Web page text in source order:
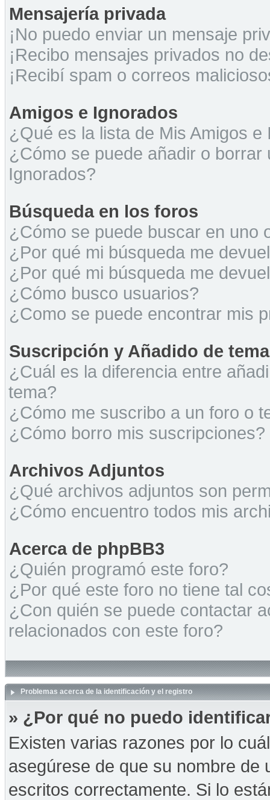
Mensajería privada
¡No puedo enviar un mensaje
¡Recibo mensajes privados no
¡Recibí spam o correos
Amigos e Ignorados
¿Qué es la lista de Mis Amigos e
¿Cómo se puede añadir o
Ignorados?
Búsqueda en los foros
¿Cómo se puede buscar en uno
¿Por qué mi búsqueda me
¿Por qué mi búsqueda me
¿Cómo busco usuarios?
¿Como se puede encontrar mis
Suscripción y Añadido de
¿Cuál es la diferencia entre
tema?
¿Cómo me suscribo a un foro o
¿Cómo borro mis suscripciones?
Archivos Adjuntos
¿Qué archivos adjuntos son
¿Cómo encuentro todos mis
Acerca de phpBB3
¿Quién programó este foro?
¿Por qué este foro no tiene tal
¿Con quién se puede contactar
relacionados con este foro?
Problemas acerca de la identificación y el registro
» ¿Por qué no puedo
Existen varias razones por lo
asegúrese de que su nombre
escritos correctamente. Si lo